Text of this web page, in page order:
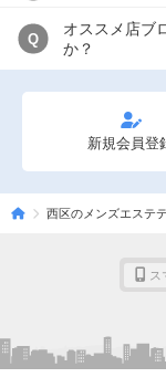
Q
オススメ店ブ
か？
新規会員登
西区のメンズエステ
ス